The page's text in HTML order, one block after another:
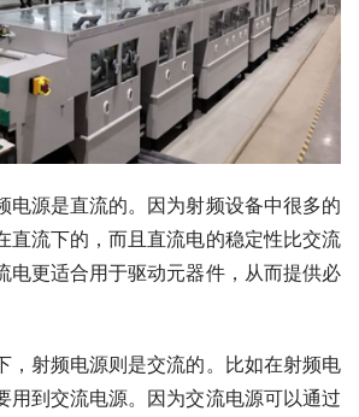
电源是直流的。因为射频设备中很多的
直流下的，而且直流电的稳定性比交流
电更适合用于驱动元器件，从而提供必
，射频电源则是交流的。比如在射频电
用到交流电源。因为交流电源可以通过